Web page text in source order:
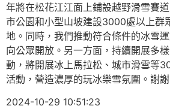
年將在松花江江面上鋪設越野滑雪賽
市公園和小型山坡建設3000處以上群
地。同時，我們推動符合條件的冰雪
向公眾開放。另一方面，持續開展多
動，將開展冰上馬拉松、城市滑雪等
活動，營造濃厚的玩冰樂雪氛圍。謝謝
2024-10-29 10:51:23